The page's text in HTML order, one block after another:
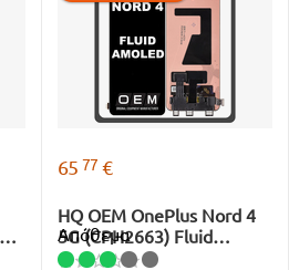
65 77 €
HQ OEM OnePlus Nord 4
5G (CPH2663) Fluid
AMOLED LCD Οθόνη +
Απόθεμα